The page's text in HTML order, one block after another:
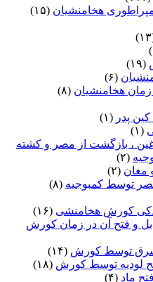
هخامنشیان (۱۵)
(۱۹)
(۶)
زمان هخامنشیان (۸)
پدر (۱)
(۱)
، بازگشت از مصر و کشته
(۲)
مغان (۲)
توسط کمبوجیه (۸)
کورش هخامنشی (۱۶)
و فتح آن در زمان کورش
شرق توسط کورش (۱۴)
لودیه توسط کورش (۱۸)
ماد (۴)